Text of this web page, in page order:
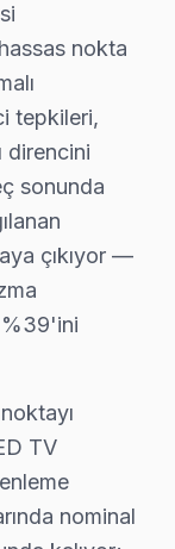
hazır
takvim
sırasında
ve yaz
kampanyaları
oluşturuyor.
piksel matris
önce
mı
—
televizyon
%44'i Anakart
hikayesi
nokta
tepkileri,
direncini
sonunda
çıkıyor —
%39'ini
TV
nominal